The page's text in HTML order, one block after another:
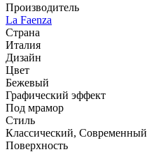
Производитель
La Faenza
Страна
Италия
Дизайн
Цвет
Бежевый
Графический эффект
Под мрамор
Стиль
Классический, Современный
Поверхность